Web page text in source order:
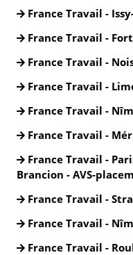
France Travail -
France Travail -
France Travail -
France Travail -
France Travail -
France Travail -
France Travail -
Brancion - AVS-
France Travail -
France Travail -
France Travail -